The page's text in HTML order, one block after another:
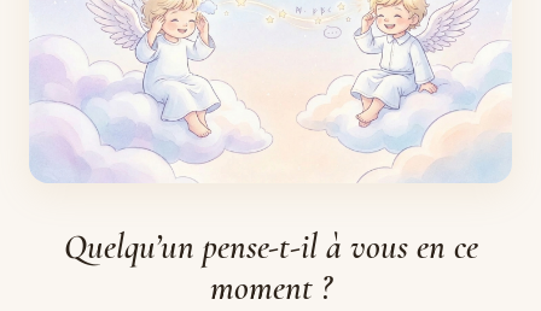
Quelqu’un pense-t-il à vous en ce
moment ?